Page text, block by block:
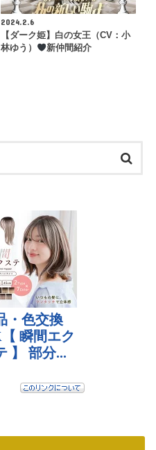
2024.2.6
【ダーク姫】白の女王（CV：小
林ゆう）
新仲間紹介